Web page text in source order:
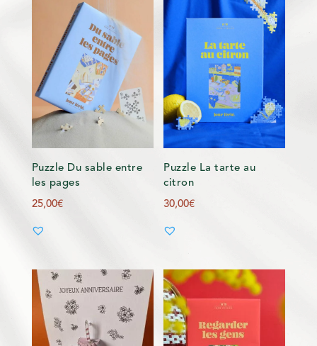
Puzzle Du sable entre
les pages
25,00€
Puzzle La tarte au
citron
30,00€